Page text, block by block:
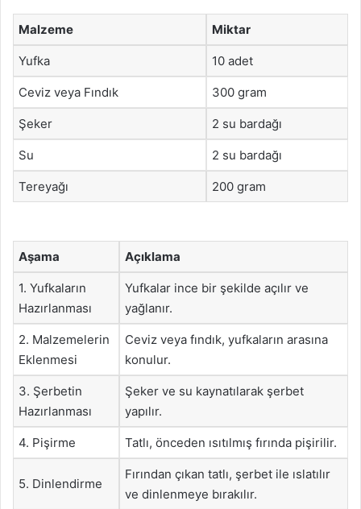
Malzeme Miktar
Yufka 10 adet
Ceviz veya Fındık 300 gram
Şeker 2 su bardağı
Su 2 su bardağı
Tereyağı 200 gram
Aşama Açıklama
1. Yufkaların
Hazırlanması
Yufkalar ince bir şekilde açılır ve
yağlanır.
2. Malzemelerin
Eklenmesi
Ceviz veya fındık, yufkaların arasına
konulur.
3. Şerbetin
Hazırlanması
Şeker ve su kaynatılarak şerbet
yapılır.
4. Pişirme Tatlı, önceden ısıtılmış fırında pişirilir.
5. Dinlendirme
Fırından çıkan tatlı, şerbet ile ıslatılır
ve dinlenmeye bırakılır.